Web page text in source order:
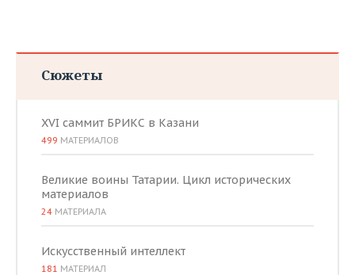
Сюжеты
XVI саммит БРИКС в Казани
499 МАТЕРИАЛОВ
Великие воины Татарии. Цикл исторических
материалов
24 МАТЕРИАЛА
Искусственный интеллект
181 МАТЕРИАЛ